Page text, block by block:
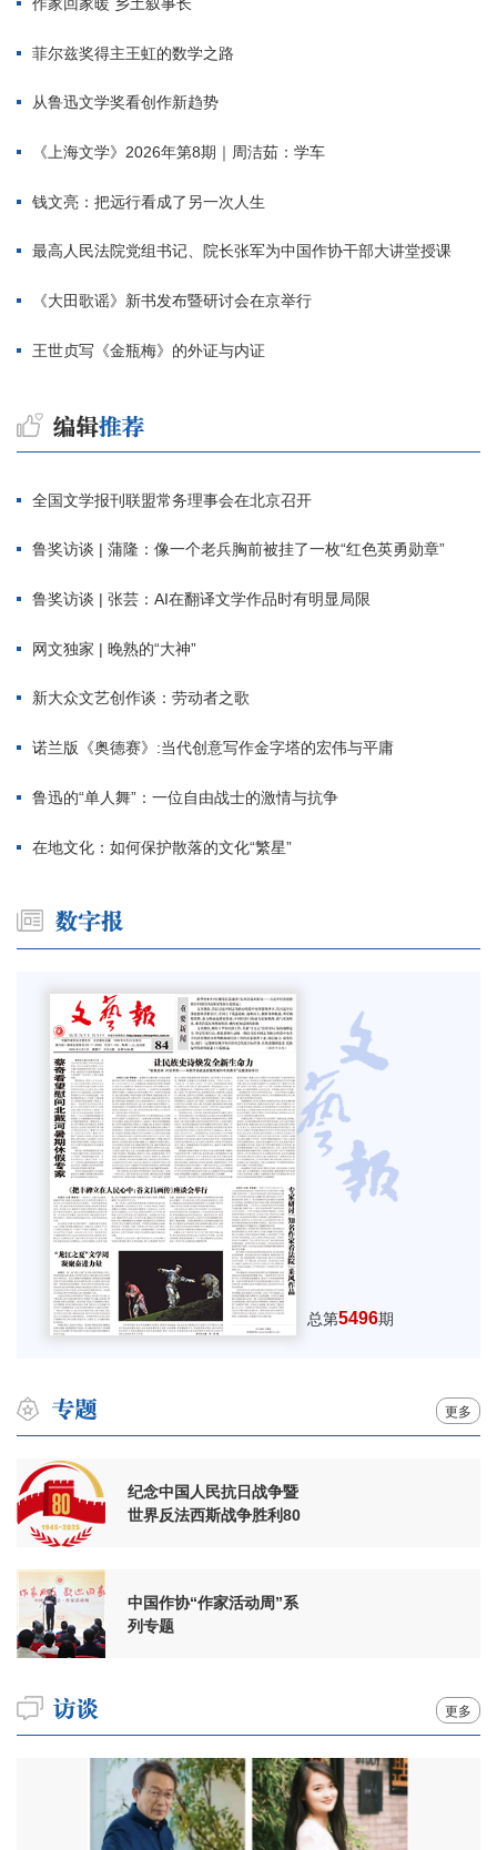
菲尔兹奖得主王虹的数学之路
从鲁迅文学奖看创作新趋势
《上海文学》2026年第8期｜周洁茹：学车
钱文亮：把远行看成了另一次人生
最高人民法院党组书记、院长张军为中国作协干部大讲堂授课
《大田歌谣》新书发布暨研讨会在京举行
王世贞写《金瓶梅》的外证与内证
全国文学报刊联盟常务理事会在北京召开
鲁奖访谈 | 蒲隆：像一个老兵胸前被挂了一枚“红色英勇勋章”
鲁奖访谈 | 张芸：AI在翻译文学作品时有明显局限
网文独家 | 晚熟的“大神”
新大众文艺创作谈：劳动者之歌
诺兰版《奥德赛》:当代创意写作金字塔的宏伟与平庸
鲁迅的“单人舞”：一位自由战士的激情与抗争
在地文化：如何保护散落的文化“繁星”
总第5496期
更多
纪念中国人民抗日战争暨
世界反法西斯战争胜利80
中国作协“作家活动周”系
列专题
更多